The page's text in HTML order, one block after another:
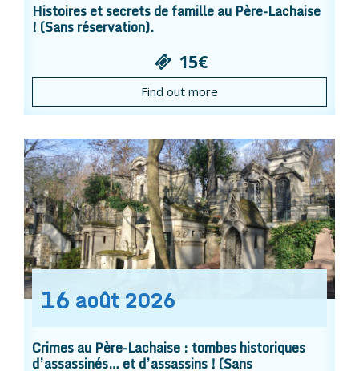
Histoires et secrets de famille au Père-Lachaise
! (Sans réservation).
15€
Find out more
16 août 2026
Crimes au Père-Lachaise : tombes historiques
d’assassinés… et d’assassins ! (Sans